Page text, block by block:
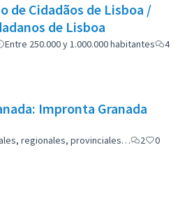
de Cidadãos de Lisboa /
de Lisboa
Entre 250.000 y 1.000.000 habitantes
4
Impronta Granada
regionales, provinciales…
2
0